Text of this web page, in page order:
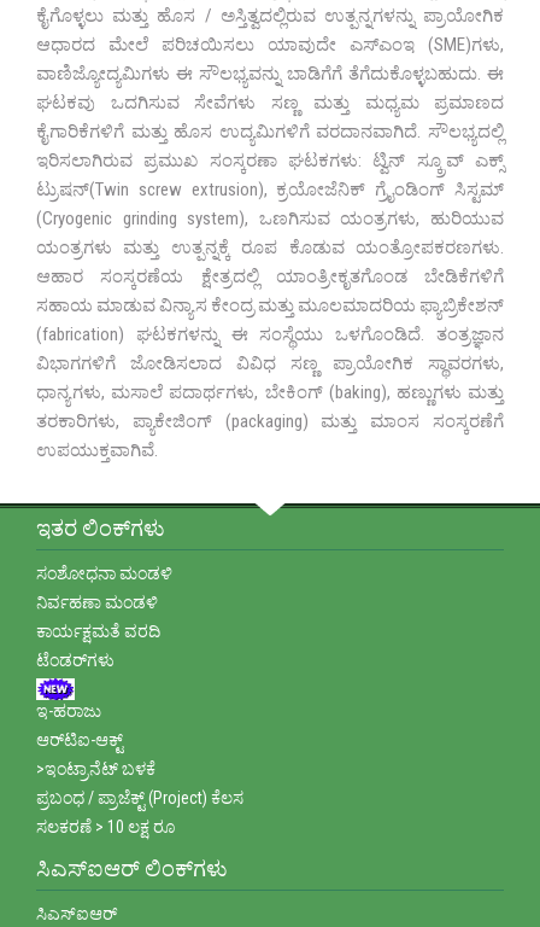
ಮಾನದಂಡಗಳು ಮತ್ತು ನಿಬಂಧನೆಗಳ ಅಭಿವೃದ್ಧಿ ಮತ್ತು ಅನುಷ್ಠಾನಕ್ಕೆ
ಕೊಡುಗೆ ನೀಡುತ್ತದೆ. ಪ್ರಯೋಗಾಲಯವು ಆಹಾರ ಮತ್ತು ಕೃಷಿ ಸರಕುಗಳಿಗೆ
ಗುಣಮಟ್ಟದ ಭರವಸೆಯಿರುವ ಪ್ರಯೋಗಾಲಯಗಳನ್ನು ಸ್ಥಾಪಿಸುವಲ್ಲಿ
ಸಲಹೆಯನ್ನು ನೀಡುತ್ತದೆ.
ಕೈಗೊಳ್ಳಲು ಮತ್ತು ಹೊಸ / ಅಸ್ತಿತ್ವದಲ್ಲಿರುವ ಉತ್ಪನ್ನಗಳನ್ನು ಪ್ರಾಯೋಗಿಕ
ಆಧಾರದ ಮೇಲೆ ಪರಿಚಯಿಸಲು ಯಾವುದೇ ಎಸ್‌ಎಂಇ (SME)ಗಳು,
ವಾಣಿಜ್ಯೋದ್ಯಮಿಗಳು ಈ ಸೌಲಭ್ಯವನ್ನು ಬಾಡಿಗೆಗೆ ತೆಗೆದುಕೊಳ್ಳಬಹುದು. ಈ
ಘಟಕವು ಒದಗಿಸುವ ಸೇವೆಗಳು ಸಣ್ಣ ಮತ್ತು ಮಧ್ಯಮ ಪ್ರಮಾಣದ
ಕೈಗಾರಿಕೆಗಳಿಗೆ ಮತ್ತು ಹೊಸ ಉದ್ಯಮಿಗಳಿಗೆ ವರದಾನವಾಗಿದೆ. ಸೌಲಭ್ಯದಲ್ಲಿ
ಇರಿಸಲಾಗಿರುವ ಪ್ರಮುಖ ಸಂಸ್ಕರಣಾ ಘಟಕಗಳು: ಟ್ವಿನ್ ಸ್ಕ್ರೂವ್ ಎಕ್ಸ್
ಟ್ರುಷನ್(Twin screw extrusion), ಕ್ರಯೋಜೆನಿಕ್ ಗ್ರೈಂಡಿಂಗ್ ಸಿಸ್ಟಮ್
(Cryogenic grinding system), ಒಣಗಿಸುವ ಯಂತ್ರಗಳು, ಹುರಿಯುವ
ಯಂತ್ರಗಳು ಮತ್ತು ಉತ್ಪನ್ನಕ್ಕೆ ರೂಪ ಕೊಡುವ ಯಂತ್ರೋಪಕರಣಗಳು.
ಆಹಾರ ಸಂಸ್ಕರಣೆಯ ಕ್ಷೇತ್ರದಲ್ಲಿ ಯಾಂತ್ರೀಕೃತಗೊಂಡ ಬೇಡಿಕೆಗಳಿಗೆ
ಸಹಾಯ ಮಾಡುವ ವಿನ್ಯಾಸ ಕೇಂದ್ರ ಮತ್ತು ಮೂಲಮಾದರಿಯ ಫ್ಯಾಬ್ರಿಕೇಶನ್
(fabrication) ಘಟಕಗಳನ್ನು ಈ ಸಂಸ್ಥೆಯು ಒಳಗೊಂಡಿದೆ. ತಂತ್ರಜ್ಞಾನ
ವಿಭಾಗಗಳಿಗೆ ಜೋಡಿಸಲಾದ ವಿವಿಧ ಸಣ್ಣ ಪ್ರಾಯೋಗಿಕ ಸ್ಥಾವರಗಳು,
ಧಾನ್ಯಗಳು, ಮಸಾಲೆ ಪದಾರ್ಥಗಳು, ಬೇಕಿಂಗ್ (baking), ಹಣ್ಣುಗಳು ಮತ್ತು
ತರಕಾರಿಗಳು, ಪ್ಯಾಕೇಜಿಂಗ್ (packaging) ಮತ್ತು ಮಾಂಸ ಸಂಸ್ಕರಣೆಗೆ
ಉಪಯುಕ್ತವಾಗಿವೆ.
ಇತರ ಲಿಂಕ್‌ಗಳು
ಸಂಶೋಧನಾ ಮಂಡಳಿ
ನಿರ್ವಹಣಾ ಮಂಡಳಿ
ಕಾರ್ಯಕ್ಷಮತೆ ವರದಿ
ಟೆಂಡರ್‌ಗಳು
ಇ-ಹರಾಜು
ಆರ್‌ಟಿಐ-ಆಕ್ಟ್
>ಇಂಟ್ರಾನೆಟ್ ಬಳಕೆ
ಪ್ರಬಂಧ / ಪ್ರಾಜೆಕ್ಟ್ (Project) ಕೆಲಸ
ಸಲಕರಣೆ > 10 ಲಕ್ಷ ರೂ
ಸಿಎಸ್ಐಆರ್ ಲಿಂಕ್‌ಗಳು
ಸಿಎಸ್ಐಆರ್